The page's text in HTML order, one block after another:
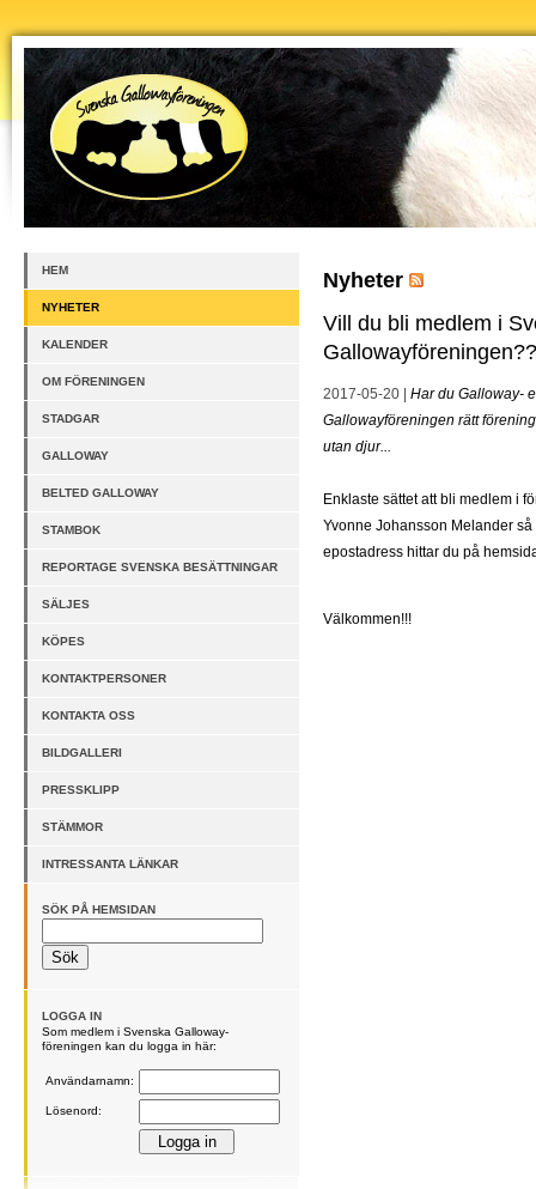
HEM
NYHETER
KALENDER
OM FÖRENINGEN
STADGAR
GALLOWAY
BELTED GALLOWAY
STAMBOK
REPORTAGE SVENSKA BESÄTTNINGAR
SÄLJES
KÖPES
KONTAKTPERSONER
KONTAKTA OSS
BILDGALLERI
PRESSKLIPP
STÄMMOR
INTRESSANTA LÄNKAR
SÖK PÅ HEMSIDAN
LOGGA IN
Som medlem i Svenska Galloway-
föreningen kan du logga in här:
Användarnamn:
Lösenord:
Nyheter
Vill du bli medlem i
2017-05-20 |
Har du Galloway-
Gallowayföreningen rätt
utan djur...
Enklaste sättet att bli medlem i
Yvonne Johansson Melander
epostadress hittar du på
Välkommen!!!